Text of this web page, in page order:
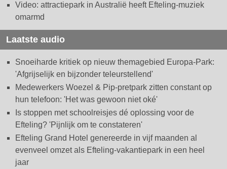
Video: attractiepark in Australië heeft Efteling-muziek
omarmd
Laatste audio
Snoeiharde kritiek op nieuw themagebied Europa-Park:
'Afgrijselijk en bijzonder teleurstellend'
Medewerkers Woezel & Pip-pretpark zitten constant op
hun telefoon: 'Het was gewoon niet oké'
Is stoppen met schoolreisjes dé oplossing voor de
Efteling? 'Pijnlijk om te constateren'
Efteling Grand Hotel genereerde in vijf maanden al
evenveel omzet als Efteling-vakantiepark in een heel
jaar